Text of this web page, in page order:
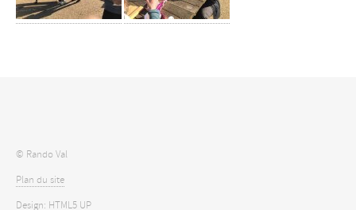
© Rando Val
Plan du site
Design: HTML5 UP